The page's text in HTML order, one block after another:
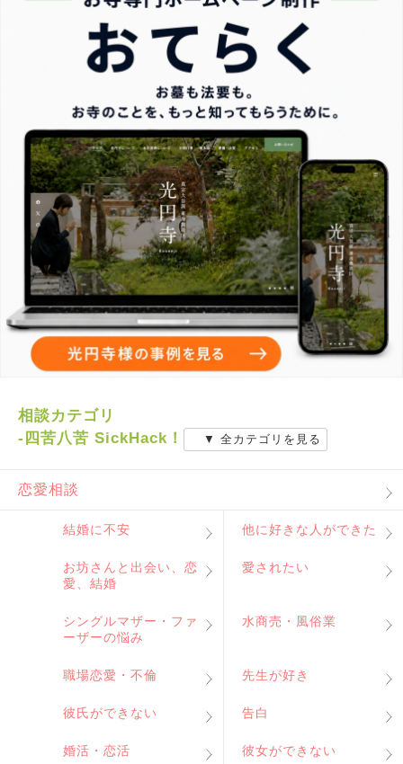
相談カテゴリ
-四苦八苦 SickHack！
▼ 全カテゴリを見る
恋愛相談
結婚に不安 他に好きな人ができた
お坊さんと出会い、恋
愛、結婚
愛されたい
シングルマザー・ファ
ーザーの悩み
水商売・風俗業
職場恋愛・不倫 先生が好き
彼氏ができない 告白
婚活・恋活 彼女ができない